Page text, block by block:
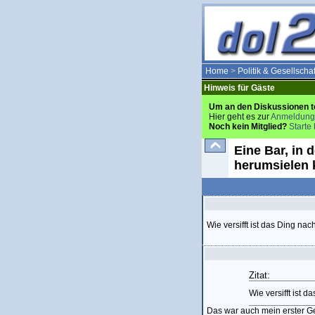
Home > Politik &
Hinweis für Gäste
Um an den Diskussionen
Hier geht es zurAnmeldung
Noch kein Mitglied? Starte
Eine Bar, in
herumsielen
Wie versifft ist das Ding
Zitat:
Wie versifft ist
Das war auch mein erster